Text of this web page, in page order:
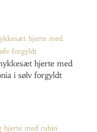
hjerte med
i sølv forgyldt